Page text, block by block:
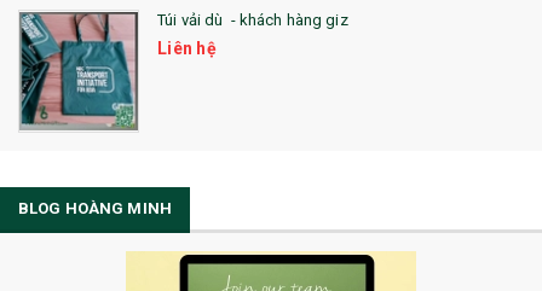
Túi vải dù - khách hàng giz
Liên hệ
BLOG HOÀNG MINH